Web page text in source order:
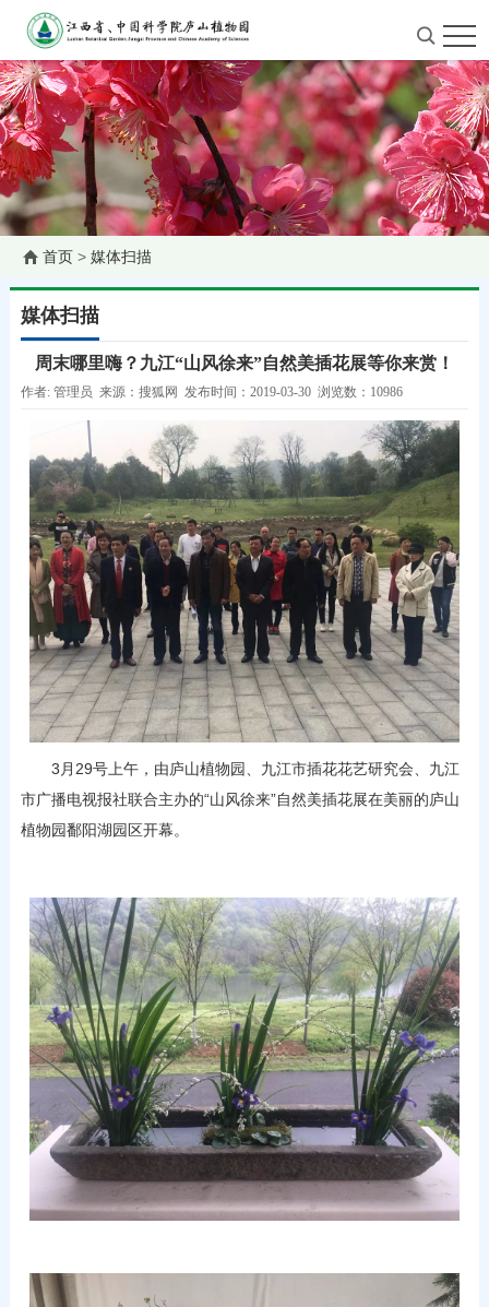
首页> 媒体扫描
媒体扫描
周末哪里嗨？九江“山风徐来”自然美插花展等你来赏！
作者: 管理员 来源：搜狐网 发布时间：2019-03-30 浏览数：10986
3月29号上午，由庐山植物园、九江市插花花艺研究会、九江
市广播电视报社联合主办的“山风徐来”自然美插花展在美丽的庐山
植物园鄱阳湖园区开幕。